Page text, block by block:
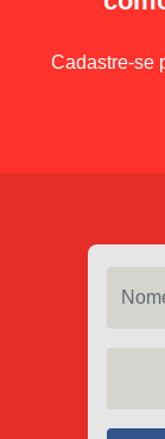
Cadastre-se